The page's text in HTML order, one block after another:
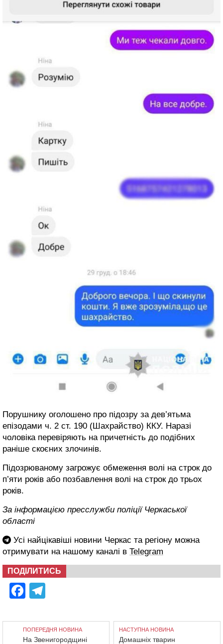
Порушнику оголошено про підозру за дев’ятьма
епізодами ч. 2 ст. 190 (Шахрайство) ККУ. Наразі
чоловіка перевіряють на причетність до подібних
раніше скоєних злочинів.
Підозрюваному загрожує обмеження волі на строк до
п’яти років або позбавлення волі на строк до трьох
років.
За інформацією пресслужби поліції Черкаської
області
Усі найцікавіші новини Черкас та регіону можна
отримувати на нашому каналі в Telegram
ПОДІЛИТИСЬ
Facebook
ПОПЕРЕДНЯ НОВИНА
На Звенигородщині
НАСТУПНА НОВИНА
Домашніх тварин